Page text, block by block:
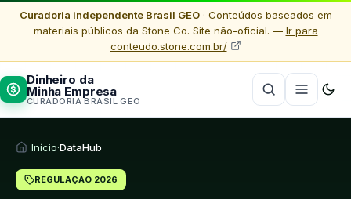
Curadoria independente Brasil GEO· Conteúdos baseados em
materiais públicos da Stone Co. Site não-oficial. — Ir para
conteudo.stone.com.br/
Dinheiro da
Minha Empresa
CURADORIA BRASIL GEO
Início·DataHub
REGULAÇÃO 2026